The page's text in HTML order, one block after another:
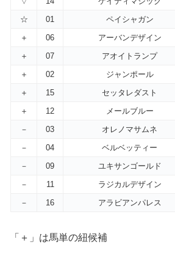
☆
01 ペイシャガン
＋
06 アーバンデザイン
＋
07 アオイトランプ
＋
02 ジャンポール
＋
15 セッタレダスト
＋
12 メールブルー
－
03 オレノマサムネ
－
04 ベルベッティー
－
09 ユキサンゴールド
－
11 ラジカルデザイン
－
16 アラビアンパレス
「＋」は馬単の紐候補